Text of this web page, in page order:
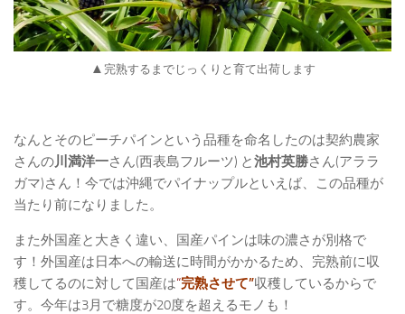
▲ 完熟するまでじっくりと育て出荷します
なんとそのピーチパインという品種を命名したのは契約農家
さんの川満洋一さん(西表島フルーツ) と池村英勝さん(アララ
ガマ)さん！今では沖縄でパイナップルといえば、この品種が
当たり前になりました。
また外国産と大きく違い、国産パインは味の濃さが別格で
す！外国産は日本への輸送に時間がかかるため、完熟前に収
穫してるのに対して国産は“完熟させて”収穫しているからで
す。今年は3月で糖度が20度を超えるモノも！